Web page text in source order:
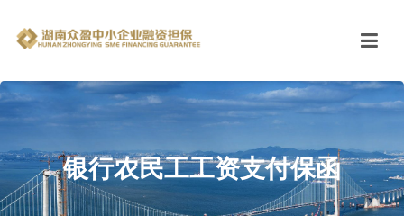
银行农民工工资支付保函